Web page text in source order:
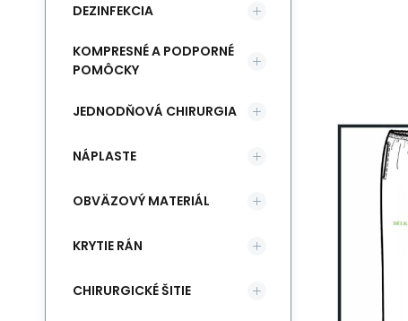
DEZINFEKCIA
KOMPRESNÉ A PODPORNÉ
POMÔCKY
JEDNODŇOVÁ CHIRURGIA
NÁPLASTE
OBVÄZOVÝ MATERIÁL
KRYTIE RÁN
CHIRURGICKÉ ŠITIE